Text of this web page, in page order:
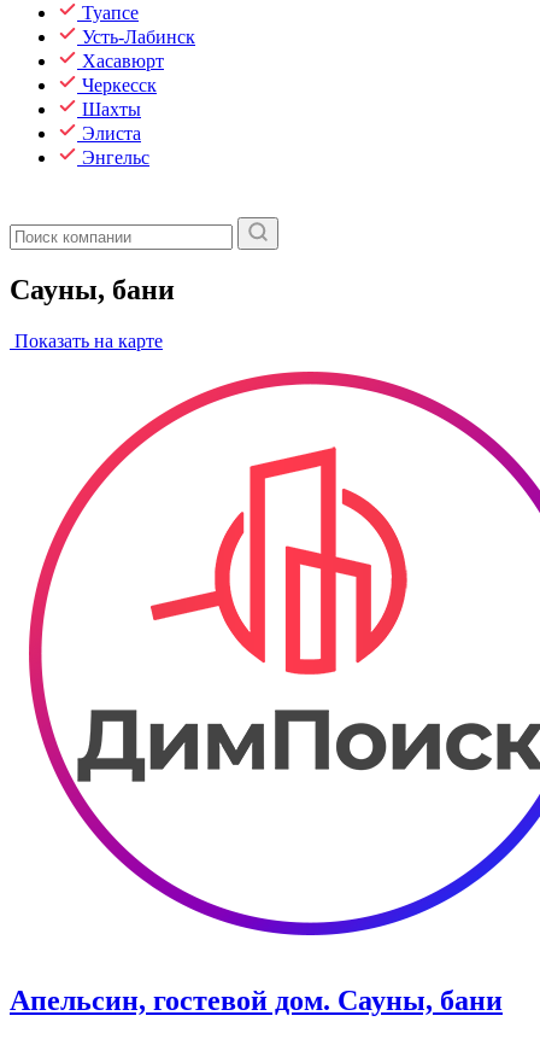
Туапсе
Усть-Лабинск
Хасавюрт
Черкесск
Шахты
Элиста
Энгельс
Сауны, бани
Показать на карте
Апельсин, гостевой дом. Сауны, бани